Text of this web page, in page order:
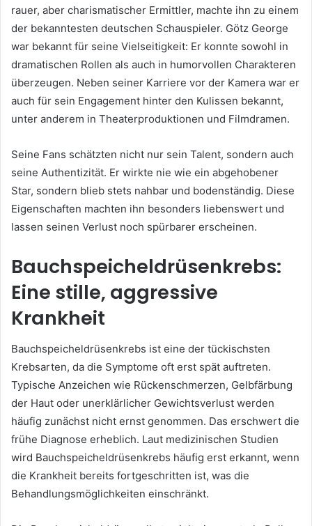
rauer, aber charismatischer Ermittler, machte ihn zu einem
der bekanntesten deutschen Schauspieler. Götz George
war bekannt für seine Vielseitigkeit: Er konnte sowohl in
dramatischen Rollen als auch in humorvollen Charakteren
überzeugen. Neben seiner Karriere vor der Kamera war er
auch für sein Engagement hinter den Kulissen bekannt,
unter anderem in Theaterproduktionen und Filmdramen.
Seine Fans schätzten nicht nur sein Talent, sondern auch
seine Authentizität. Er wirkte nie wie ein abgehobener
Star, sondern blieb stets nahbar und bodenständig. Diese
Eigenschaften machten ihn besonders liebenswert und
lassen seinen Verlust noch spürbarer erscheinen.
Bauchspeicheldrüsenkrebs:
Eine stille, aggressive
Krankheit
Bauchspeicheldrüsenkrebs ist eine der tückischsten
Krebsarten, da die Symptome oft erst spät auftreten.
Typische Anzeichen wie Rückenschmerzen, Gelbfärbung
der Haut oder unerklärlicher Gewichtsverlust werden
häufig zunächst nicht ernst genommen. Das erschwert die
frühe Diagnose erheblich. Laut medizinischen Studien
wird Bauchspeicheldrüsenkrebs häufig erst erkannt, wenn
die Krankheit bereits fortgeschritten ist, was die
Behandlungsmöglichkeiten einschränkt.